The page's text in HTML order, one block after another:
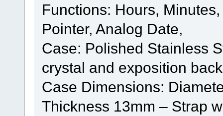
Functions: Hours,
Pointer, Analog Date,
Case: Polished Stainless
crystal and exposition
Case Dimensions:
Thickness 13mm – Strap